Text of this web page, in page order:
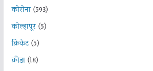
कोरोना(593)
कोल्हापूर(5)
क्रिकेट(5)
क्रीडा(18)